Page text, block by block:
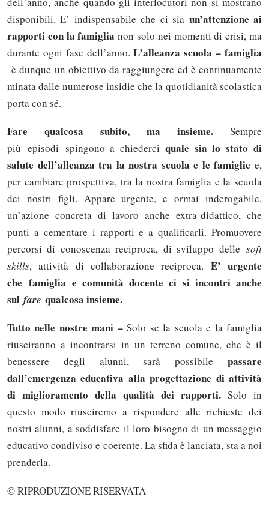
disponibili. E’ indispensabile che ci sia un’attenzione ai
rapporti con la famiglia non solo nei momenti di crisi, ma
durante ogni fase dell’anno.L’alleanza scuola – famiglia
è dunque un obiettivo da raggiungere ed è continuamente
minata dalle numerose insidie che la quotidianità scolastica
porta con sé.
Fare qualcosa subito, ma insieme. Sempre
più episodi spingono a chiederci quale sia lo stato di
salute dell’alleanza tra la nostra scuola e le famiglie e,
per cambiare prospettiva, tra la nostra famiglia e la scuola
dei nostri figli. Appare urgente, e ormai inderogabile,
un’azione concreta di lavoro anche extra-didattico, che
punti a cementare i rapporti e a qualificarli. Promuovere
percorsi di conoscenza reciproca, di sviluppo delle soft
skills, attività di collaborazione reciproca. E’ urgente
che famiglia e comunità docente ci si incontri anche
sul fare qualcosa insieme.
Tutto nelle nostre mani –Solo se la scuola e la famiglia
riusciranno a incontrarsi in un terreno comune, che è il
benessere degli alunni, sarà possibile passare
dall’emergenza educativa alla progettazione di attività
di miglioramento della qualità dei rapporti. Solo in
questo modo riusciremo a rispondere alle richieste dei
nostri alunni, a soddisfare il loro bisogno di un messaggio
educativo condiviso e coerente. La sfida è lanciata, sta a noi
prenderla.
© RIPRODUZIONE RISERVATA
Solo gli utenti registrati possono